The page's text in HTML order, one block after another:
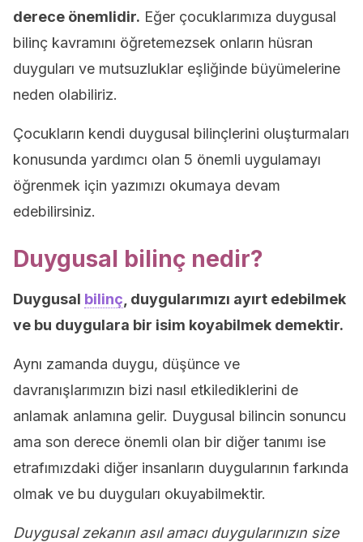
derece önemlidir. Eğer çocuklarımıza duygusal
bilinç kavramını öğretemezsek onların hüsran
duyguları ve mutsuzluklar eşliğinde büyümelerine
neden olabiliriz.
Çocukların kendi duygusal bilinçlerini oluşturmaları
konusunda yardımcı olan 5 önemli uygulamayı
öğrenmek için yazımızı okumaya devam
edebilirsiniz.
Duygusal bilinç nedir?
Duygusal bilinç , duygularımızı ayırt edebilmek
ve bu duygulara bir isim koyabilmek demektir.
Aynı zamanda duygu, düşünce ve
davranışlarımızın bizi nasıl etkilediklerini de
anlamak anlamına gelir. Duygusal bilincin sonuncu
ama son derece önemli olan bir diğer tanımı ise
etrafımızdaki diğer insanların duygularının farkında
olmak ve bu duyguları okuyabilmektir.
Duygusal zekanın asıl amacı duygularınızın size